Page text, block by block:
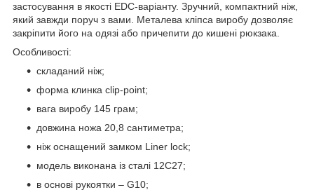
застосування в якості EDC-варіанту. Зручний, компактний ніж,
який завжди поруч з вами. Металева кліпса виробу дозволяє
закріпити його на одязі або причепити до кишені рюкзака.
Особливості:
складаний ніж;
форма клинка clip-point;
вага виробу 145 грам;
довжина ножа 20,8 сантиметра;
ніж оснащений замком Liner lock;
модель виконана із сталі 12С27;
в основі рукоятки – G10;